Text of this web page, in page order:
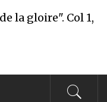
la gloire". Col 1,